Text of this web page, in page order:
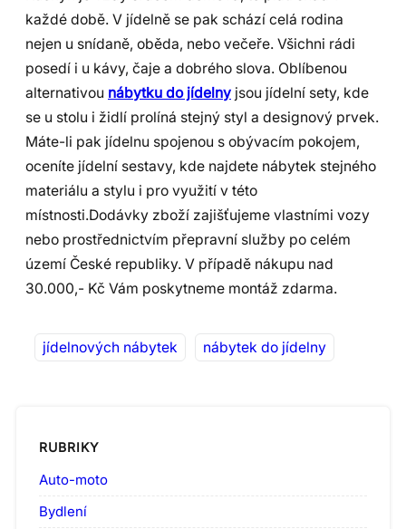
každé době. V jídelně se pak schází celá rodina
nejen u snídaně, oběda, nebo večeře. Všichni rádi
posedí i u kávy, čaje a dobrého slova. Oblíbenou
alternativou nábytku do jídelny jsou jídelní sety, kde
se u stolu i židlí prolíná stejný styl a designový prvek.
Máte-li pak jídelnu spojenou s obývacím pokojem,
oceníte jídelní sestavy, kde najdete nábytek stejného
materiálu a stylu i pro využití v této
místnosti.Dodávky zboží zajišťujeme vlastními vozy
nebo prostřednictvím přepravní služby po celém
území České republiky. V případě nákupu nad
30.000,- Kč Vám poskytneme montáž zdarma.
jídelnových nábytek nábytek do jídelny
RUBRIKY
Auto-moto
Bydlení